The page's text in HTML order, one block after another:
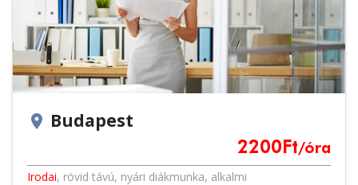
location_on Budapest
2200 Ft/óra
Irodai, rövid távú, nyári diákmunka, alkalmi